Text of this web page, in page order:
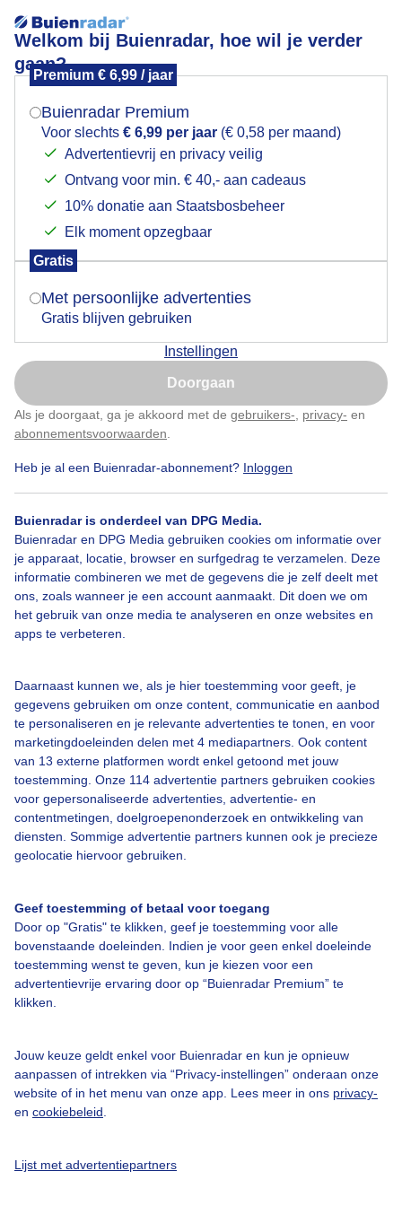
Welkom bij Buienradar, hoe wil je verder
gaan?
Premium € 6,99 / jaar
Buienradar Premium
Voor slechts € 6,99 per jaar (€ 0,58 per maand)
Advertentievrij en privacy veilig
Ontvang voor min. € 40,- aan cadeaus
10% donatie aan Staatsbosbeheer
Elk moment opzegbaar
Gratis
Met persoonlijke advertenties
Gratis blijven gebruiken
Instellingen
Doorgaan
Als je doorgaat, ga je akkoord met de gebruikers- privacy- en
abonnementsvoorwaarden
Heb je al een Buienradar-abonnement? Inloggen
Buienradar is onderdeel van DPG Media.
Buienradar en DPG Media gebruiken cookies om informatie over
je apparaat, locatie, browser en surfgedrag te verzamelen. Deze
informatie combineren we met de gegevens die je zelf deelt met
ons, zoals wanneer je een account aanmaakt. Dit doen we om
het gebruik van onze media te analyseren en onze websites en
apps te verbeteren.
Daarnaast kunnen we, als je hier toestemming voor geeft, je
gegevens gebruiken om onze content, communicatie en aanbod
te personaliseren en je relevante advertenties te tonen, en voor
marketingdoeleinden delen met 4 mediapartners. Ook content
van 13 externe platformen wordt enkel getoond met jouw
toestemming. Onze 114 advertentie partners gebruiken cookies
voor gepersonaliseerde advertenties, advertentie- en
contentmetingen, doelgroepenonderzoek en ontwikkeling van
diensten. Sommige advertentie partners kunnen ook je precieze
geolocatie hiervoor gebruiken.
Geef toestemming of betaal voor toegang
Door op "Gratis" te klikken, geef je toestemming voor alle
bovenstaande doeleinden. Indien je voor geen enkel doeleinde
toestemming wenst te geven, kun je kiezen voor een
advertentievrije ervaring door op “Buienradar Premium” te
klikken.
Jouw keuze geldt enkel voor Buienradar en kun je opnieuw
aanpassen of intrekken via “Privacy-instellingen” onderaan onze
website of in het menu van onze app. Lees meer in ons privacy-
en cookiebeleid
Lijst met advertentiepartners
Zonnig en warm strandweer
Door: ria brasser
Bekijk slideshow
Een moment geduld aub...
Over Buienradar
Contact
Toegankelijkheid
Gebruikersvoorwaarden
Buienradar Team
Privacy beleid
Cookie beleid
Gratis weerdata
Mogen we je locatie gebruiken voor het
Indien je hier nog geen akkoord op hebt gegeven,
verschijnt er zo een pop-up uit je browser waarin
Is goed, toon de popup
Nu niet, misschien later
Klik hierom dit aan te passen